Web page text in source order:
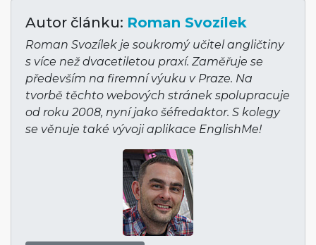
Autor článku: Roman Svozílek
Roman Svozílek je soukromý učitel angličtiny
s více než dvacetiletou praxí. Zaměřuje se
především na firemní výuku v Praze. Na
tvorbě těchto webových stránek spolupracuje
od roku 2008, nyní jako šéfredaktor. S kolegy
se věnuje také vývoji aplikace EnglishMe!